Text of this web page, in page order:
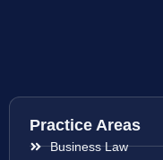
Practice Areas
Business Law